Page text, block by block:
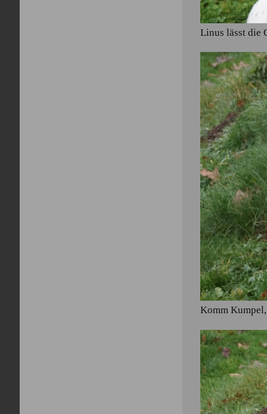
Linus lässt die
Komm